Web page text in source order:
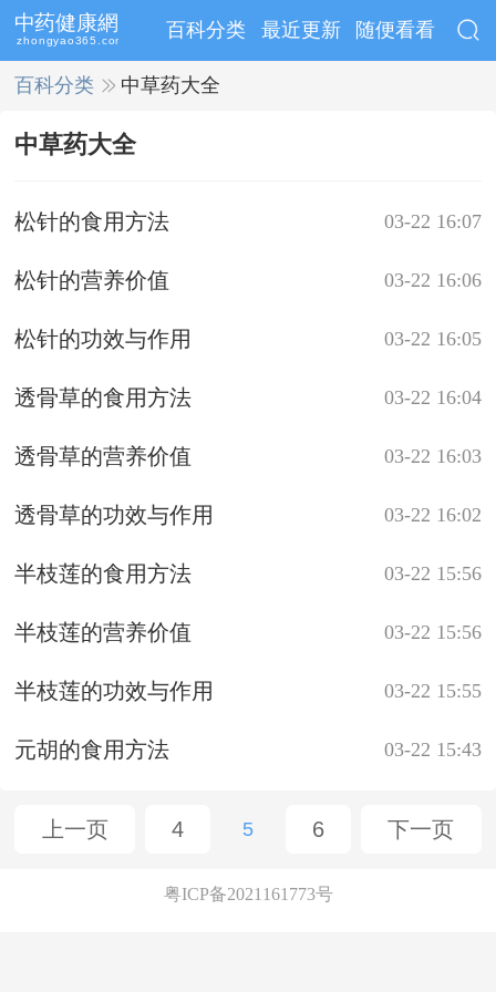
百科分类 最近更新 随便看看
百科分类 >>中草药大全
中草药大全
03-22 16:07
松针的食用方法
03-22 16:06
松针的营养价值
03-22 16:05
松针的功效与作用
03-22 16:04
透骨草的食用方法
03-22 16:03
透骨草的营养价值
03-22 16:02
透骨草的功效与作用
03-22 15:56
半枝莲的食用方法
03-22 15:56
半枝莲的营养价值
03-22 15:55
半枝莲的功效与作用
03-22 15:43
元胡的食用方法
上一页 4 5 6 下一页
粤ICP备2021161773号